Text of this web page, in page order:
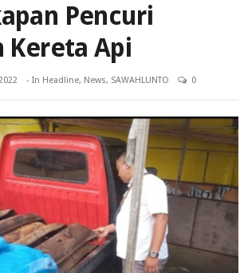
Pencuri
Kereta Api
- In Headline, News, SAWAHLUNTO 0